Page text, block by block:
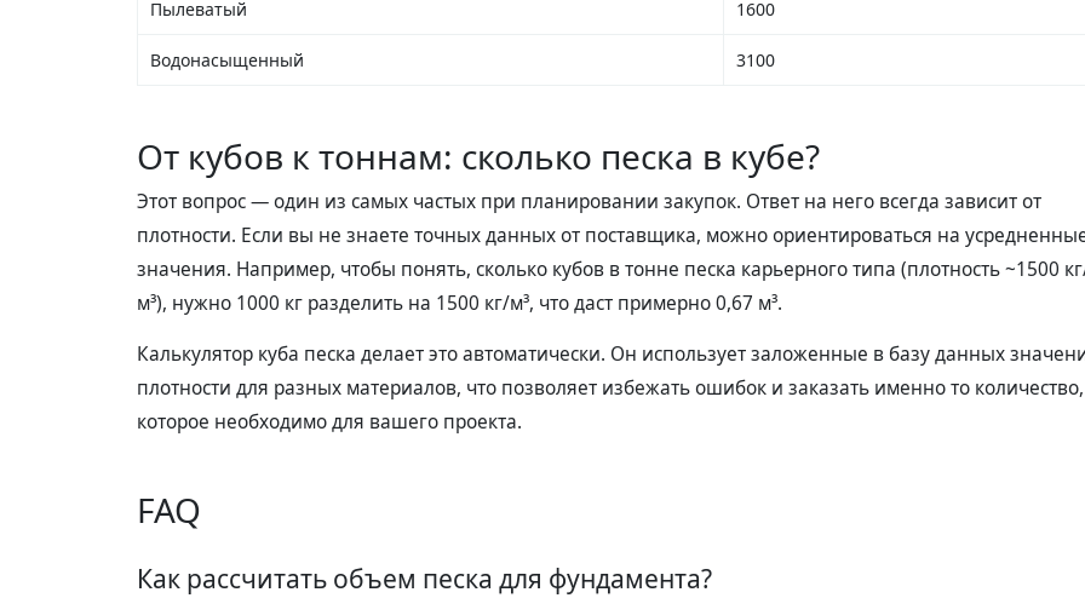
Пылеватый 1600
Водонасыщенный 3100
От кубов к тоннам: сколько песка в кубе?
Этот вопрос — один из самых частых при планировании закупок. Ответ на него всегда зависит от
плотности. Если вы не знаете точных данных от поставщика, можно ориентироваться на
значения. Например, чтобы понять, сколько кубов в тонне песка карьерного типа (плотность ~1500
м³), нужно 1000 кг разделить на 1500 кг/м³, что даст примерно 0,67 м³.
Калькулятор куба песка делает это автоматически. Он использует заложенные в базу данных
плотности для разных материалов, что позволяет избежать ошибок и заказать именно то количество,
которое необходимо для вашего проекта.
FAQ
Как рассчитать объем песка для фундамента?